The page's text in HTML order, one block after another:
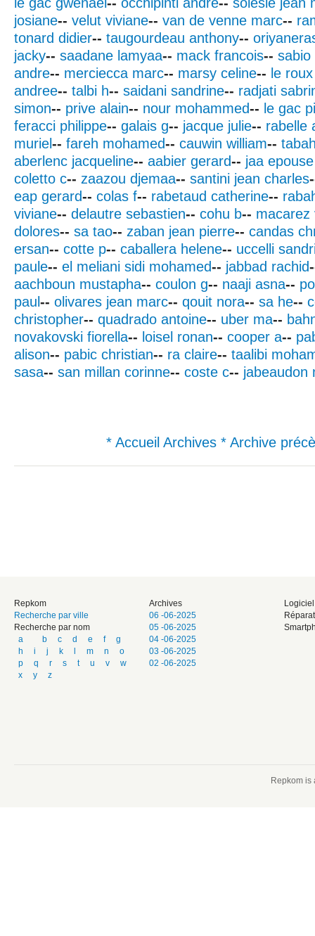
le gac gwenael-- occhipinti andre-- solesle jean
josiane-- velut viviane-- van de venne marc--
tonard didier-- taugourdeau anthony--
jacky-- saadane lamyaa-- mack francois-- sabio
andre-- merciecca marc-- marsy celine-- le
andree-- talbi h-- saidani sandrine-- radjati
simon-- prive alain-- nour mohammed-- le gac
feracci philippe-- galais g-- jacque julie-- rabelle
muriel-- fareh mohamed-- cauwin william--
aberlenc jacqueline-- aabier gerard-- jaa
coletto c-- zaazou djemaa-- santini jean charles
eap gerard-- colas f-- rabetaud catherine--
viviane-- delautre sebastien-- cohu b-- macarez
dolores-- sa tao-- zaban jean pierre-- candas
ersan-- cotte p-- caballera helene-- uccelli
paule-- el meliani sidi mohamed-- jabbad rachid
aachboun mustapha-- coulon g-- naaji asna--
paul -- olivares jean marc-- qouit nora-- sa he--
christopher-- quadrado antoine-- uber ma--
novakovski fiorella-- loisel ronan-- cooper a--
alison-- pabic christian-- ra claire-- taalibi
sasa-- san millan corinne-- coste c-- jabeaudon
* Accueil Archives * Archive
Repkom
Recherche par ville
Recherche par nom
a
b c d e f
g
h
i j k m n
o
p
q r s t u v
w
x
y z
Archives
06 -06-2025
05 -06-2025
04 -06-2025
03 -06-2025
02 -06-2025
Repkom is